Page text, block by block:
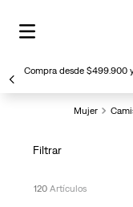
Compra desde $499.900
Mujer
Filtrar
120